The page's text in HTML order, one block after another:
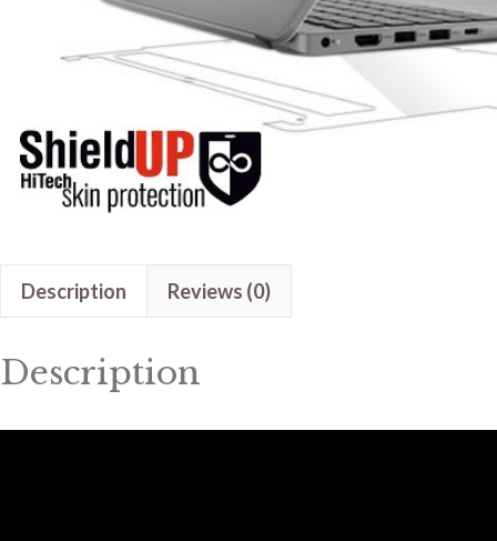
Description Reviews (0)
Description